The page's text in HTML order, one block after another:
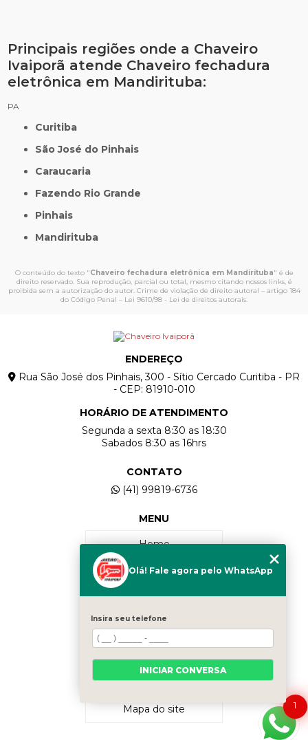
Principais regiões onde a Chaveiro
Ivaiporã atende Chaveiro fechadura
eletrônica em Mandirituba:
PA
Curitiba
São José do Pinhais
Caraucaria
Fazendo Rio Grande
Pinhais
Mandirituba
O conteúdo do texto "Chaveiro fechadura eletrônica em Mandirituba" é de
direito reservado. Sua reprodução, parcial ou total, mesmo citando nossos links, é
proibida sem a autorização do autor. Crime de violação de direito autoral – artigo 184
do Código Penal – Lei 9610/98 - Lei de direitos autorais
ENDEREÇO
Rua São José dos Pinhais, 300 - Sítio Cercado Curitiba - PR
- CEP: 81910-010
HORÁRIO DE ATENDIMENTO
Segunda a sexta 8:30 as 18:30
Sabados 8:30 as 16hrs
CONTATO
(41) 99819-6736
MENU
Home
Quem Somos
Contato
Categorias
Mapa do site 1
Olá! Fale agora pelo WhatsApp
Insira seu telefone
INICIAR CONVERSA